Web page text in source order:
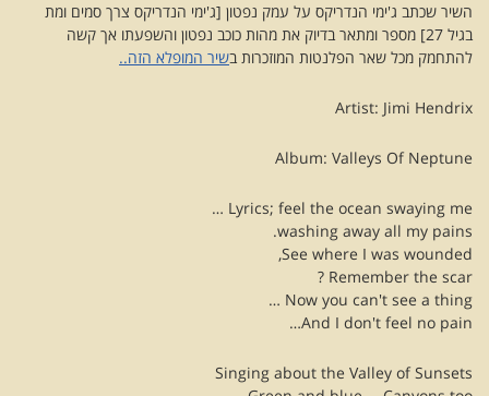
השיר שכתב ג'ימי הנדריקס על עמק נפטון [ג'ימי הנדריקס צרך סמים ומת
בגיל 27] מספר ומתאר בדיוק את מהות כוכב נפטון והשפעתו אך קשה
להתחמק מכל שאר הפלנטות המוזכרות בשיר המופלא הזה..
Artist: Jimi Hendrix
Album: Valleys Of Neptune
Lyrics; feel the ocean swaying me …
washing away all my pains.
See where I was wounded,
Remember the scar ?
Now you can't see a thing …
And I don't feel no pain…
Singing about the Valley of Sunsets